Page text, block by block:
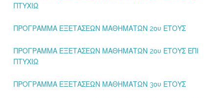
ΠΤΥΧΙΩ
ΠΡΟΓΡΑΜΜΑ ΕΞΕΤΑΣΕΩΝ ΜΑΘΗΜΑΤΩΝ 2ου ΕΤΟΥΣ
ΠΡΟΓΡΑΜΜΑ ΕΞΕΤΑΣΕΩΝ ΜΑΘΗΜΑΤΩΝ 2ου ΕΤΟΥΣ ΕΠΙ
ΠΤΥΧΙΩ
ΠΡΟΓΡΑΜΜΑ ΕΞΕΤΑΣΕΩΝ ΜΑΘΗΜΑΤΩΝ 3ου ΕΤΟΥΣ